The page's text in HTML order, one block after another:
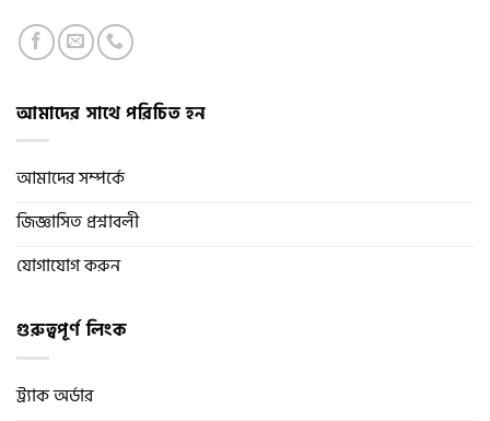
আমাদের সাথে পরিচিত হন
আমাদের সম্পর্কে
জিজ্ঞাসিত প্রশ্নাবলী
যোগাযোগ করুন
গুরুত্বপূর্ণ লিংক
ট্র্যাক অর্ডার